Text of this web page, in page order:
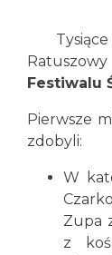
Tysiące
Festiwalu
Pierwsze
zdobyli:
W
Zupa
z